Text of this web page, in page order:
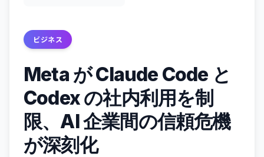
ビジネス
Meta が Claude Code と
Codex の社内利用を制
限、AI 企業間の信頼危機
が深刻化